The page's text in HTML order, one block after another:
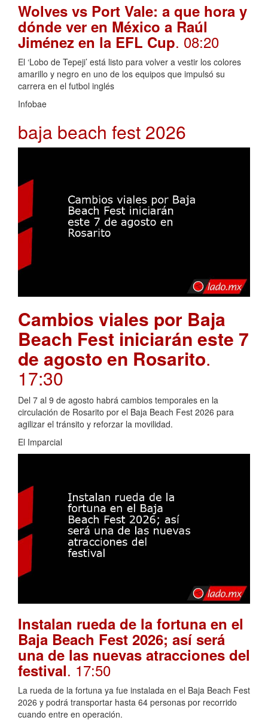
Wolves vs Port Vale: a que hora y
dónde ver en México a Raúl
Jiménez en la EFL Cup. 08:20
El ‘Lobo de Tepeji’ está listo para volver a vestir los colores
amarillo y negro en uno de los equipos que impulsó su
carrera en el futbol inglés
Infobae
baja beach fest 2026
Cambios viales por Baja
Beach Fest iniciarán este 7
de agosto en Rosarito.
17:30
Del 7 al 9 de agosto habrá cambios temporales en la
circulación de Rosarito por el Baja Beach Fest 2026 para
agilizar el tránsito y reforzar la movilidad.
El Imparcial
Instalan rueda de la fortuna en el
Baja Beach Fest 2026; así será
una de las nuevas atracciones del
festival. 17:50
La rueda de la fortuna ya fue instalada en el Baja Beach Fest
2026 y podrá transportar hasta 64 personas por recorrido
cuando entre en operación.